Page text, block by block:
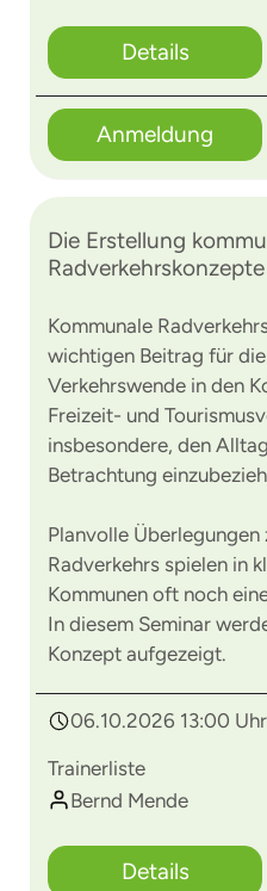
Details
Anmeldung
Die Erstellung
Radverkehrskonzepte
Kommunale
wichtigen Beitrag für
Verkehrswende in den
Freizeit- und
insbesondere, den
Betrachtung
Planvolle
Radverkehrs spielen in
Kommunen oft noch
In diesem Seminar
Konzept aufgezeigt.
06.10.2026 13:00
Trainerliste
Bernd Mende
Details